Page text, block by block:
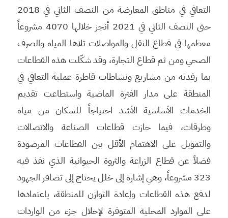
التعافي في مناطق المعارضة من النصف الثاني في 2018
حتى النصف الثاني في 2021 أنجز خلالها 4070 مشروعاً
معظمها في قطاع النقل والمواصلات تلاها المياه والصرف
الصحي ومن ثم قطاع التجارة، وقد شكّلت هذه القطاعات
بما رفدته من مشاريع ونشاطات قاطرة عملية التعافي في
المنطقة على مدار الفترة الماضية واستطاعت تقديم
الخدمات الأساسية الأشد احتياجاً للسكان من مياه
وطرقات، فيما حازت قطاعات الصناعة والاتصالات
والتمويل على الاهتمام الأقل بين القطاعات المرصودة
فضلاً عن قطاع الزراعة والثروة الحيوانية الذي نفذ فيه
323 مشروعاً، وهي إشارة إلى خلل يحتاج إلى تضافر الجهود
لدفع هذه القطاعات وإعادة التوازن للمنطقة، باعتمادها
على الموارد المحلية المتوفرة لإحلال جزء من الواردات